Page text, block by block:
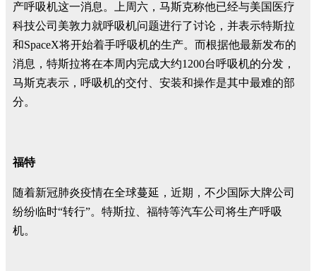
产呼吸机这一消息。上周六，马斯克称他已经与美国医疗
科技公司美敦力就呼吸机问题进行了讨论，并表示特斯拉
和SpaceX将开始着手呼吸机的生产。而根据他最新发布的
消息，特斯拉将在本周内完成大约1200台呼吸机的分发，
马斯克表示，呼吸机的交付、安装和操作是其中最难的部
分。
福特
随着新冠肺炎疫情在全球蔓延，近期，不少国际大牌公司
纷纷临时“转行”。特斯拉、福特等汽车公司将生产呼吸
机。